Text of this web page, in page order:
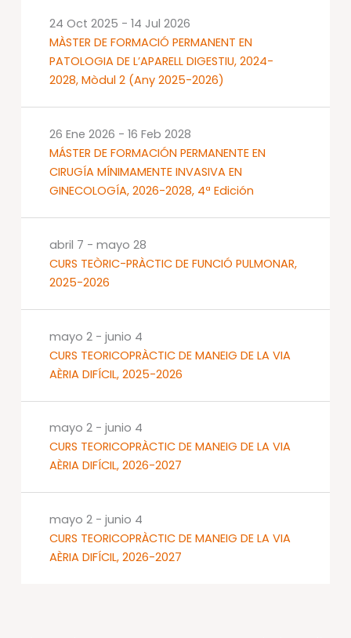
MÀSTER DE FORMACIÓ PERMANENT EN
PATOLOGIA DE L’APARELL DIGESTIU, 2024-
2028, Mòdul 2 (Any 2025-2026)
24 Oct 2025 - 14 Jul 2026
MÁSTER DE FORMACIÓN PERMANENTE EN
CIRUGÍA MÍNIMAMENTE INVASIVA EN
GINECOLOGÍA, 2026-2028, 4ª Edición
26 Ene 2026 - 16 Feb 2028
CURS TEÒRIC-PRÀCTIC DE FUNCIÓ PULMONAR,
2025-2026
abril 7 - mayo 28
CURS TEORICOPRÀCTIC DE MANEIG DE LA VIA
AÈRIA DIFÍCIL, 2025-2026
mayo 2- junio 4
CURS TEORICOPRÀCTIC DE MANEIG DE LA VIA
AÈRIA DIFÍCIL, 2026-2027
mayo 2- junio 4
CURS TEORICOPRÀCTIC DE MANEIG DE LA VIA
AÈRIA DIFÍCIL, 2026-2027
mayo 2- junio 4